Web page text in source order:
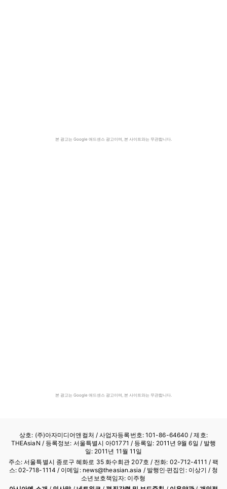
본 광고는 Google 애드센스 광고이며, 본 사이트와는 무관합니다.
본 광고는 Google 애드센스 광고이며, 본 사이트와는 무관합니다.
상호: (주)아자미디어앤컬처 /사업자등록번호: 101-86-64640 / 제호:
THEAsiaN / 등록정보: 서울특별시 아01771 / 등록일: 2011년 9월 6일 / 발행
일: 2011년 11월 11일
주소: 서울특별시 종로구 혜화로 35 화수회관 207호 / 전화: 02-712-4111 / 팩
스: 02-718-1114 / 이메일: news@theasian.asia / 발행인·편집인: 이상기 / 청
소년보호책임자: 이주형